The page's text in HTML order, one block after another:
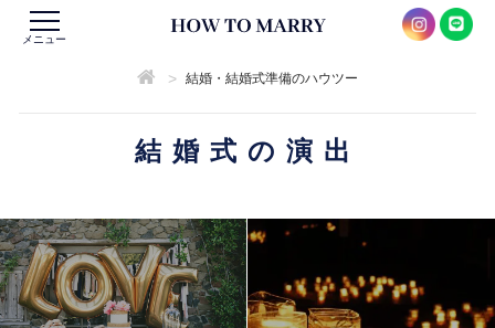
メニュー
> 結婚・結婚式準備のハウツー
結婚式の演出